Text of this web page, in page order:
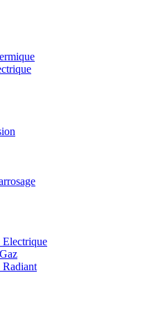
Electrique
Radiant